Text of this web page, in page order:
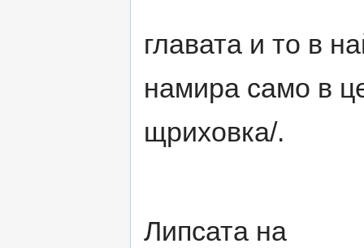
главата и то в
намира само в
щриховка/.
Липсата на